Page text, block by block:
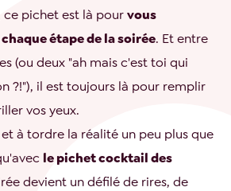
ce pichet est là pourvous
étape de la soirée. Et entre
(ou deux "ah mais c'est toi qui
?!"), il est toujours là pour remplir
vos yeux.
à tordre la réalité un peu plus que
le pichet cocktail des
devient un défilé de rires, de